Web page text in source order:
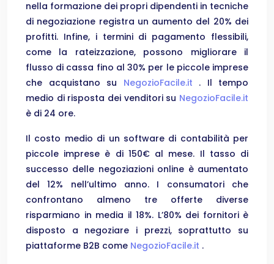
nella formazione dei propri dipendenti in tecniche
di negoziazione registra un aumento del 20% dei
profitti. Infine, i termini di pagamento flessibili,
come la rateizzazione, possono migliorare il
flusso di cassa fino al 30% per le piccole imprese
che acquistano su NegozioFacile.it . Il tempo
medio di risposta dei venditori su NegozioFacile.it
è di 24 ore.
Il costo medio di un software di contabilità per
piccole imprese è di 150€ al mese. Il tasso di
successo delle negoziazioni online è aumentato
del 12% nell’ultimo anno. I consumatori che
confrontano almeno tre offerte diverse
risparmiano in media il 18%. L’80% dei fornitori è
disposto a negoziare i prezzi, soprattutto su
piattaforme B2B come NegozioFacile.it .